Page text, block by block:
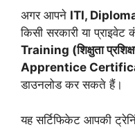
अगर आपने ITI,
किसी सरकारी या प्राइवेट
Training (शिक्षुता
Apprentice
डाउनलोड कर सकते हैं।
यह सर्टिफिकेट आपकी